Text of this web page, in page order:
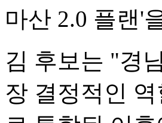
마산 2.0 플랜'
김 후보는 "경
장 결정적인